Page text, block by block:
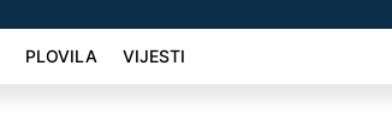
PLOVILA VIJESTI